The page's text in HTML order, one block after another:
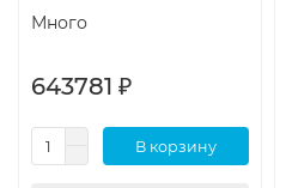
Много
643781 ₽
В корзину